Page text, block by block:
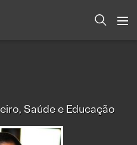
Saúde e Educação